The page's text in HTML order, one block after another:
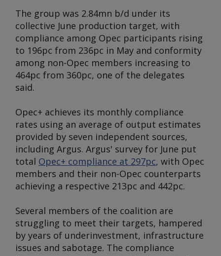
The group was 2.84mn b/d under its
collective June production target, with
compliance among Opec participants rising
to 196pc from 236pc in May and conformity
among non-Opec members increasing to
464pc from 360pc, one of the delegates
said.
Opec+ achieves its monthly compliance
rates using an average of output estimates
provided by seven independent sources,
including Argus. Argus' survey for June put
total Opec+ compliance at 297pc, with Opec
members and their non-Opec counterparts
achieving a respective 213pc and 442pc.
Several members of the coalition are
struggling to meet their targets, hampered
by years of underinvestment, infrastructure
issues and sabotage. The compliance